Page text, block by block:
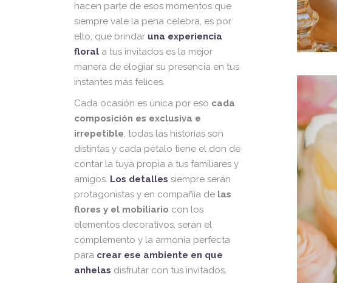
hacen parte de esos momentos que
siempre vale la pena celebra, es por
ello, que brindar una experiencia
floral a tus invitados es la mejor
manera de elogiar su presencia en tus
instantes más felices.
Cada ocasión es única por eso cada
composición es exclusiva e
irrepetible, todas las historias son
distintas y cada pétalo tiene el don de
contar la tuya propia a tus familiares y
amigos. Los detalles siempre serán
protagonistas y en compañía de las
flores y el mobiliario con los
elementos decorativos, serán el
complemento y la armonía perfecta
para crear ese ambiente en que
anhelas disfrutar con tus invitados.